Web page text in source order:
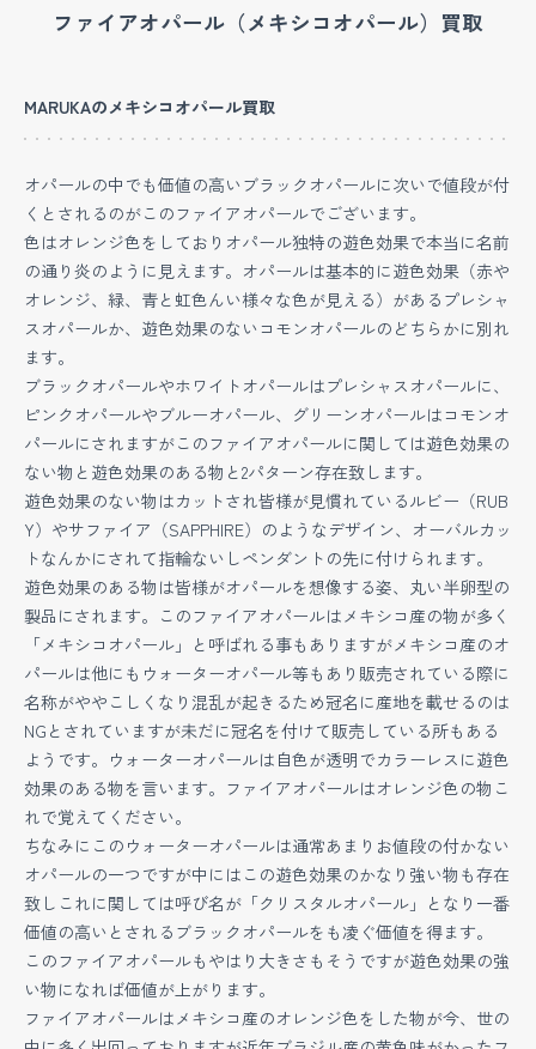
ファイアオパール（メキシコオパール）買取
MARUKAのメキシコオパール買取
オパールの中でも価値の高いブラックオパールに次いで値段が付
くとされるのがこのファイアオパールでございます。
色はオレンジ色をしておりオパール独特の遊色効果で本当に名前
の通り炎のように見えます。オパールは基本的に遊色効果（赤や
オレンジ、緑、青と虹色んい様々な色が見える）があるプレシャ
スオパールか、遊色効果のないコモンオパールのどちらかに別れ
ます。
ブラックオパールやホワイトオパールはプレシャスオパールに、
ピンクオパールやブルーオパール、グリーンオパールはコモンオ
パールにされますがこのファイアオパールに関しては遊色効果の
ない物と遊色効果のある物と2パターン存在致します。
遊色効果のない物はカットされ皆様が見慣れているルビー（RUB
Y）やサファイア（SAPPHIRE）のようなデザイン、オーバルカッ
トなんかにされて指輪ないしペンダントの先に付けられます。
遊色効果のある物は皆様がオパールを想像する姿、丸い半卵型の
製品にされます。このファイアオパールはメキシコ産の物が多く
「メキシコオパール」と呼ばれる事もありますがメキシコ産のオ
パールは他にもウォーターオパール等もあり販売されている際に
名称がややこしくなり混乱が起きるため冠名に産地を載せるのは
NGとされていますが未だに冠名を付けて販売している所もある
ようです。ウォーターオパールは自色が透明でカラーレスに遊色
効果のある物を言います。ファイアオパールはオレンジ色の物こ
れで覚えてください。
ちなみにこのウォーターオパールは通常あまりお値段の付かない
オパールの一つですが中にはこの遊色効果のかなり強い物も存在
致しこれに関しては呼び名が「クリスタルオパール」となり一番
価値の高いとされるブラックオパールをも凌ぐ価値を得ます。
このファイアオパールもやはり大きさもそうですが遊色効果の強
い物になれば価値が上がります。
ファイアオパールはメキシコ産のオレンジ色をした物が今、世の